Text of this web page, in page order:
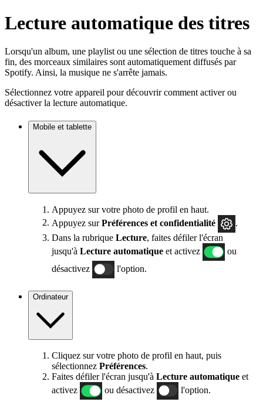
Lecture automatique des titres
Lorsqu'un album, une playlist ou une sélection de titres touche à sa
fin, des morceaux similaires sont automatiquement diffusés par
Spotify. Ainsi, la musique ne s'arrête jamais.
Sélectionnez votre appareil pour découvrir comment activer ou
désactiver la lecture automatique.
Mobile et tablette
Appuyez sur votre photo de profil en haut.
Appuyez surPréférences et confidentialité
.
Dans la rubrique Lecture, faites défiler l'écran
jusqu'à Lecture automatique et activez
ou
désactivez
l'option.
Ordinateur
Cliquez sur votre photo de profil en haut, puis
sélectionnez Préférences.
Faites défiler l'écran jusqu'à Lecture automatique et
activez
ou désactivez l'option.